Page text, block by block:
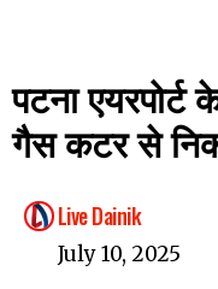
पटना
गैस कटर से
Live Dainik
July 10, 2025